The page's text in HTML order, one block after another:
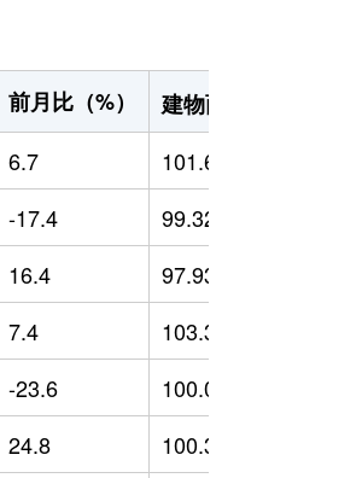
前月比（%） 建物面積（m
6.7 101.66
-17.4 99.32
16.4 97.93
7.4 103.37
-23.6 100.06
24.8 100.36